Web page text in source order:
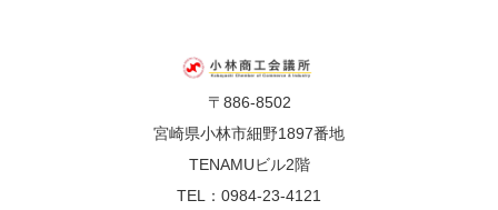
〒886-8502
宮崎県小林市細野1897番地
TENAMUビル2階
TEL：0984-23-4121